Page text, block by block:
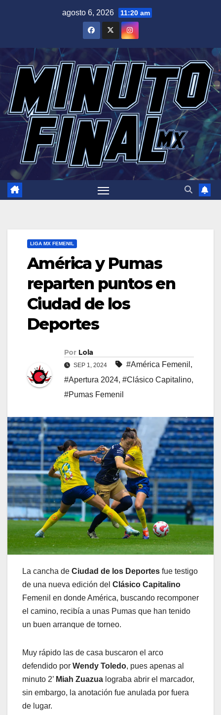
agosto 6, 2026 11:20 am
LIGA MX FEMENIL
América y Pumas
reparten puntos en
Ciudad de los
Deportes
Por Lola
SEP 1, 2024 #América Femenil ,
#Apertura 2024, #Clásico Capitalino,
#Pumas Femenil
La cancha de Ciudad de los Deportes fue testigo
de una nueva edición del Clásico Capitalino
Femenil en donde América, buscando recomponer
el camino, recibía a unas Pumas que han tenido
un buen arranque de torneo.
Muy rápido las de casa buscaron el arco
defendido por Wendy Toledo, pues apenas al
minuto 2’ Miah Zuazua lograba abrir el marcador,
sin embargo, la anotación fue anulada por fuera
de lugar.